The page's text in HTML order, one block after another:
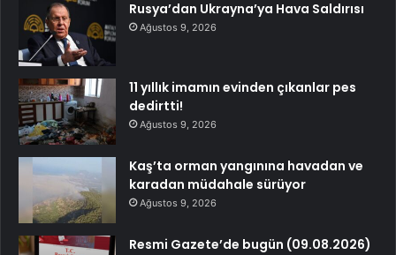
Rusya’dan Ukrayna’ya Hava Saldırısı
Ağustos 9, 2026
11 yıllık imamın evinden çıkanlar pes
dedirtti!
Ağustos 9, 2026
Kaş’ta orman yangınına havadan ve
karadan müdahale sürüyor
Ağustos 9, 2026
Resmi Gazete’de bugün (09.08.2026)